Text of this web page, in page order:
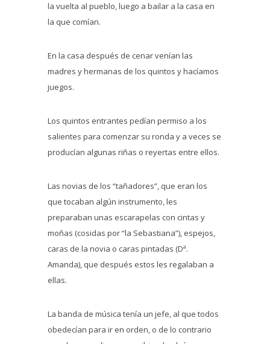
la vuelta al pueblo, luego a bailar a la casa en
la que comían.
En la casa después de cenar venían las
madres y hermanas de los quintos y hacíamos
juegos.
Los quintos entrantes pedían permiso a los
salientes para comenzar su ronda y a veces se
producían algunas riñas o reyertas entre ellos.
Las novias de los “tañadores”, que eran los
que tocaban algún instrumento, les
preparaban unas escarapelas con cintas y
moñas (cosidas por “la Sebastiana”), espejos,
caras de la novia o caras pintadas (Dª.
Amanda), que después estos les regalaban a
ellas.
La banda de música tenía un jefe, al que todos
obedecían para ir en orden, o de lo contrario